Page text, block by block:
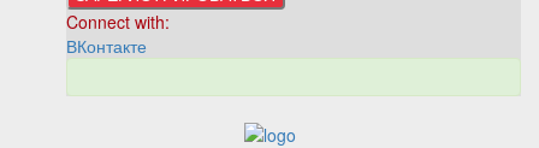
Connect with:
ВКонтакте